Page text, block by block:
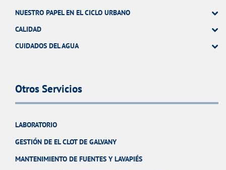
NUESTRO PAPEL EN EL CICLO URBANO
CALIDAD
CUIDADOS DEL AGUA
Otros Servicios
LABORATORIO
GESTIÓN DE EL CLOT DE GALVANY
MANTENIMIENTO DE FUENTES Y LAVAPIÉS